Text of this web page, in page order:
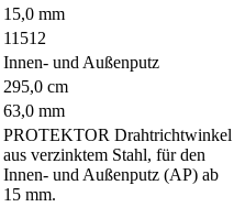
15,0 mm
11512
Innen- und Außenputz
295,0 cm
63,0 mm
PROTEKTOR Drahtrichtwinkel
aus verzinktem Stahl, für den
Innen- und Außenputz (AP) ab
15 mm.